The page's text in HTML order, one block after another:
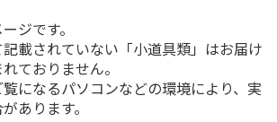
ジです。
載されていない「小道具類」はお届け
ておりません。
になるパソコンなどの環境により、実
あります。